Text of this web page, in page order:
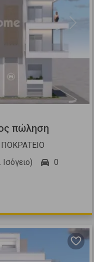
Next
πώληση
0